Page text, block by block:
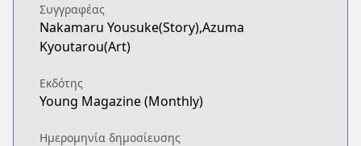
Συγγραφέας
Nakamaru Yousuke(Story),Azuma
Kyoutarou(Art)
Εκδότης
Young Magazine (Monthly)
Ημερομηνία δημοσίευσης